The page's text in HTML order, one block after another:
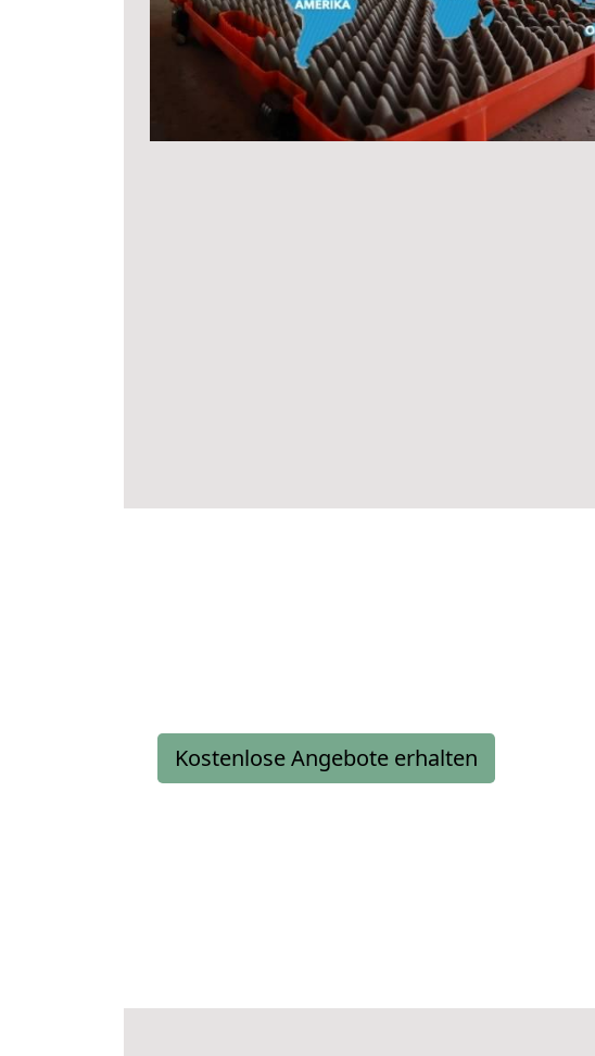
Kostenlose Angebote erhalten